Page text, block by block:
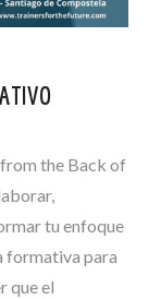
from the Back of
tu enfoque
formativa para
que el